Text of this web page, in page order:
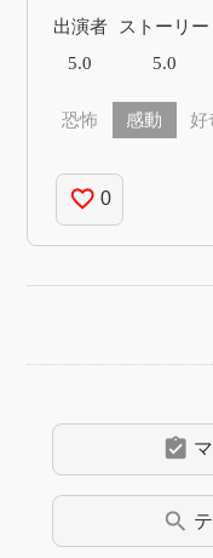
出演者
5.0
ストーリー
5.0
恐怖 感動 好
favorite_border 0
assignment_turned_in
search